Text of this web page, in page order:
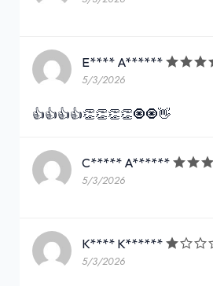
E**** A******
5/3/2026
👍👍👍👍👏👏👏👏🧿🧿👋
C***** A******
5/3/2026
K**** K******
5/3/2026